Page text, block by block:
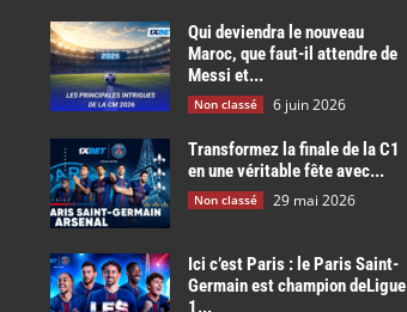
Qui deviendra le nouveau
Maroc, que faut-il attendre de
Messi et...
Non classé 6 juin 2026
Transformez la finale de la C1
en une véritable fête avec...
Non classé 29 mai 2026
Ici c’est Paris : le Paris Saint-
Germain est champion deLigue
1...